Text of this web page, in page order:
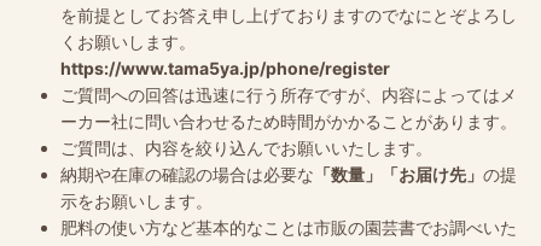
を前提としてお答え申し上げておりますのでなにとぞよろし
くお願いします。
https://www.tama5ya.jp/phone/register
ご質問への回答は迅速に行う所存ですが、内容によってはメ
ーカー社に問い合わせるため時間がかかることがあります。
ご質問は、内容を絞り込んでお願いいたします。
納期や在庫の確認の場合は必要な 「数量」「お届け先」 の提
示をお願いします。
肥料の使い方など基本的なことは市販の園芸書でお調べいた